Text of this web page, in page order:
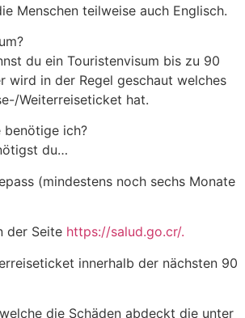
Menschen teilweise auch Englisch.
du ein Touristenvisum bis zu 90
wird in der Regel geschaut welches
Weiterreiseticket hat.
benötige ich?
du…
(mindestens noch sechs Monate
der Seite https://salud.go.cr/.
innerhalb der nächsten 90
die Schäden abdeckt die unter